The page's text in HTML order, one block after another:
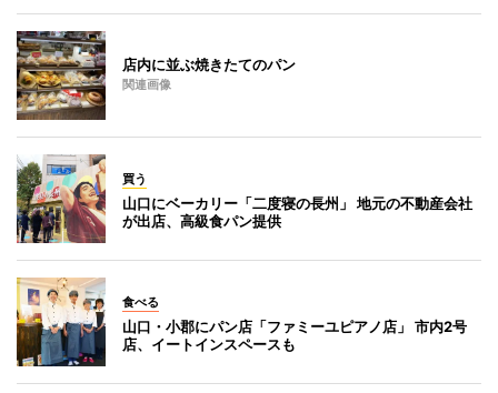
店内に並ぶ焼きたてのパン
関連画像
買う
山口にベーカリー「二度寝の長州」 地元の不動産会社
が出店、高級食パン提供
食べる
山口・小郡にパン店「ファミーユピアノ店」 市内2号
店、イートインスペースも